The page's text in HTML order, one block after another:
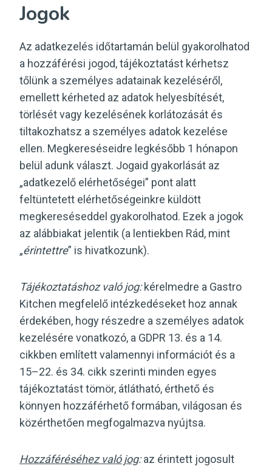
Jogok
Az adatkezelés időtartamán belül gyakorolhatod
a hozzáférési jogod, tájékoztatást kérhetsz
tőlünk a személyes adatainak kezeléséről,
emellett kérheted az adatok helyesbítését,
törlését vagy kezelésének korlátozását és
tiltakozhatsz a személyes adatok kezelése
ellen. Megkereséseidre legkésőbb 1 hónapon
belül adunk választ. Jogaid gyakorlását az
„adatkezelő elérhetőségei” pont alatt
feltüntetett elérhetőségeinkre küldött
megkereséseddel gyakorolhatod. Ezek a jogok
az alábbiakat jelentik (a lentiekben Rád, mint
„érintettre” is hivatkozunk).
Tájékoztatáshoz való jog:kérelmedre a Gastro
Kitchen megfelelő intézkedéseket hoz annak
érdekében, hogy részedre a személyes adatok
kezelésére vonatkozó, a GDPR 13. és a 14.
cikkben említett valamennyi információt és a
15–22. és 34. cikk szerinti minden egyes
tájékoztatást tömör, átlátható, érthető és
könnyen hozzáférhető formában, világosan és
közérthetően megfogalmazva nyújtsa.
Hozzáféréséhez való jog:az érintett jogosult